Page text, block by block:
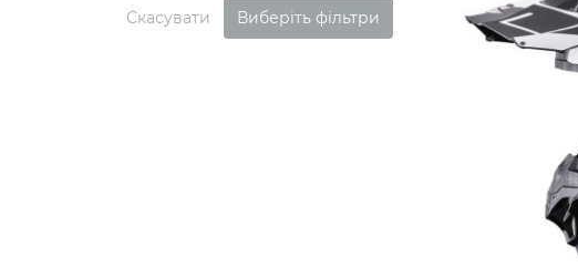
Скасувати Виберіть фільтри